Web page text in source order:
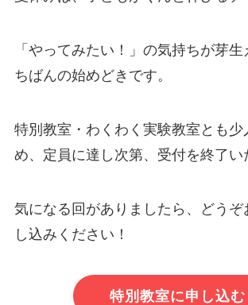
「やってみたい！」の気持ちが芽
ちばんの始めどきです。
特別教室・わくわく実験教室とも少
め、定員に達し次第、受付を終了い
気になる回がありましたら、どうぞ
し込みください！
特別教室に申し込む